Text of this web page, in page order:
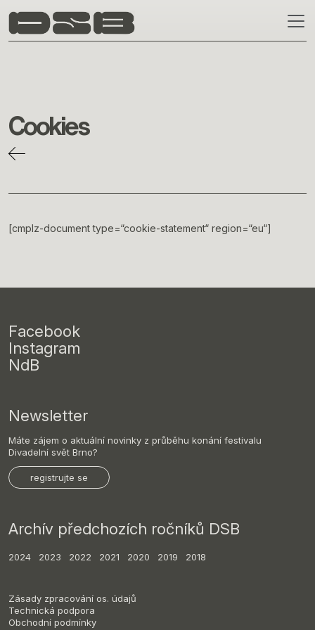
Cookies
[cmplz-document type=“cookie-statement“ region=“eu“]
Facebook
Instagram
NdB
Newsletter
Máte zájem o aktuální novinky z průběhu konání festivalu
Divadelní svět Brno?
registrujte se
Archív předchozích ročníků DSB
2024 2023 2022 2021 2020 2019 2018
Zásady zpracování os. údajů
Technická podpora
Obchodní podmínky